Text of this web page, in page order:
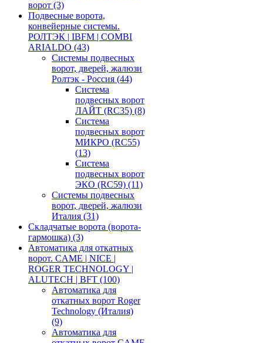
ворот (3)
Подвесные ворота,
конвейерные системы.
РОЛТЭК | IBFM | COMBI
ARIALDO (43)
Системы подвесных
ворот, дверей, жалюзи
Ролтэк - Россия (44)
Система
подвесных ворот
ЛАЙТ (RC35) (8)
Система
подвесных ворот
МИКРО (RC55)
(13)
Система
подвесных ворот
ЭКО (RC59) (11)
Системы подвесных
ворот, дверей, жалюзи
Италия (31)
Складчатые ворота (ворота-
гармошка) (3)
Автоматика для откатных
ворот. CAME | NICE |
ROGER TECHNOLOGY |
ALUTECH | BFT (100)
Автоматика для
откатных ворот Roger
Technology (Италия)
(9)
Автоматика для